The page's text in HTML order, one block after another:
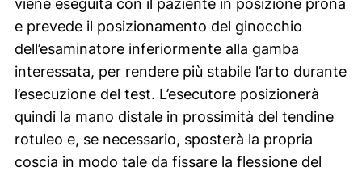
e prevede il posizionamento del ginocchio
dell’esaminatore inferiormente alla gamba
interessata, per rendere più stabile l’arto durante
l’esecuzione del test. L’esecutore posizionerà
quindi la mano distale in prossimità del tendine
rotuleo e, se necessario, sposterà la propria
coscia in modo tale da fissare la flessione del